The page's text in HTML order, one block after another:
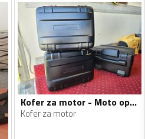
Kofer za motor - Moto oprema
Kofer za motor